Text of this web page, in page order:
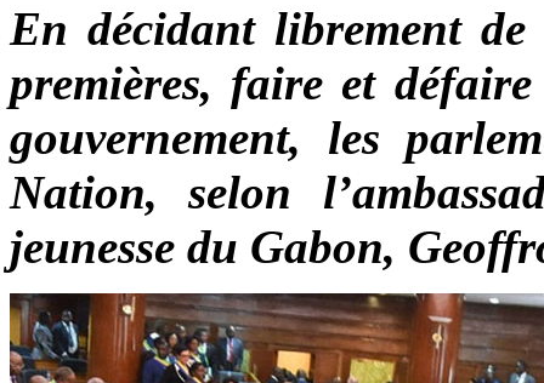
En décidant librement
premières, faire et
gouvernement, les
Nation, selon
jeunesse du Gabon,